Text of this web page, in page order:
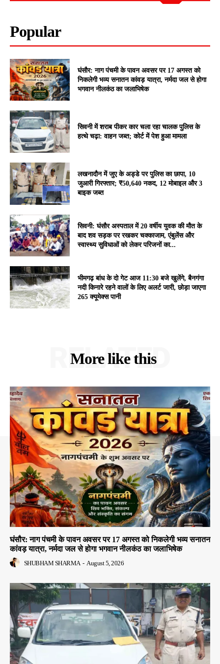
Popular
घंसौर: नाग पंचमी के पावन अवसर पर 17 अगस्त को
निकलेगी भव्य सनातन कांवड़ यात्रा, नर्मदा जल से होगा
भगवान नीलकंठ का जलाभिषेक
सिवनी में शराब पीकर कार चला रहा चालक पुलिस के
हत्थे चढ़ा: वाहन जब्त; कोर्ट में पेश हुआ मामला
लखनादौन में जुए के अड्डे पर पुलिस का छापा, 10
जुआरी गिरफ्तार; ₹50,640 नकद, 12 मोबाइल और 3
बाइक जब्त
सिवनी: घंसौर अस्पताल में 20 वर्षीय युवक की मौत के
बाद शव सड़क पर रखकर चक्काजाम, एंबुलेंस और
स्वास्थ्य सुविधाओं को लेकर परिजनों का...
भीमगढ़ बांध के दो गेट आज 11:30 बजे खुलेंगे, बैनगंगा
नदी किनारे रहने वालों के लिए अलर्ट जारी, छोड़ा जाएगा
265 क्यूमेक्स पानी
More like this
RELATED
घंसौर: नाग पंचमी के पावन अवसर पर 17 अगस्त को निकलेगी भव्य सनातन
कांवड़ यात्रा, नर्मदा जल से होगा भगवान नीलकंठ का जलाभिषेक
SHUBHAM SHARMA - August 5, 2026